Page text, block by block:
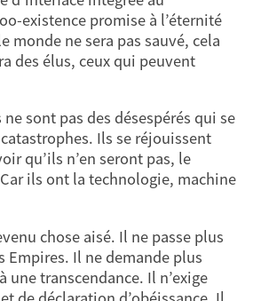
existence promise à l’éternité
monde ne sera pas sauvé, cela
des élus, ceux qui peuvent
sont pas des désespérés qui se
Ils se réjouissent
qu’ils n’en seront pas, le
ils ont la technologie, machine
chose aisé. Il ne passe plus
Empires. Il ne demande plus
une transcendance. Il n’exige